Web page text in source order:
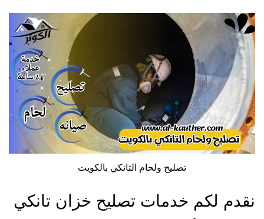
تصليح ولحام التانكي بالكويت
نقدم لكم خدمات تصليح خزان تانكي